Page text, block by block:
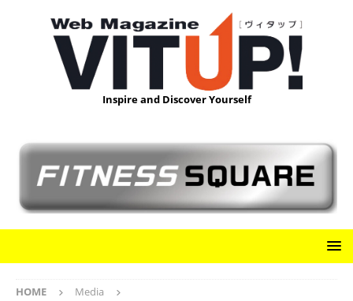
Inspire and Discover Yourself
HOME Media